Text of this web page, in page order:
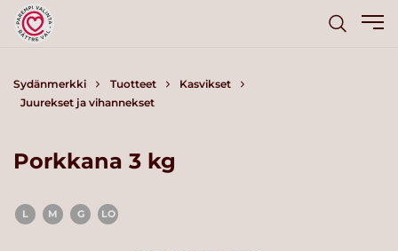
Sydänmerkki Tuotteet
Kasvikset
Juurekset ja vihannekset
Porkkana 3 kg
L M G LO